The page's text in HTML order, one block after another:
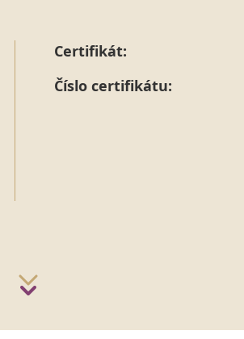
Certifikát:
Číslo certifikátu: